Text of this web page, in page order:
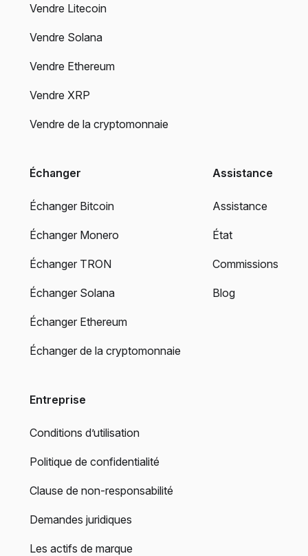
Vendre Litecoin
Vendre Solana
Vendre Ethereum
Vendre XRP
Vendre de la cryptomonnaie
Échanger
Échanger Bitcoin
Échanger Monero
Échanger TRON
Échanger Solana
Échanger Ethereum
Échanger de la cryptomonnaie
Assistance
Assistance
État
Commissions
Blog
Entreprise
Conditions d’utilisation
Politique de confidentialité
Clause de non-responsabilité
Demandes juridiques
Les actifs de marque